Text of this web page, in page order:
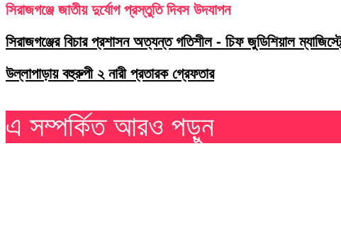
সিরাজগঞ্জে জাতীয় দুর্যোগ প্রস্তুতি দিবস উদযাপন
সিরাজগঞ্জের বিচার প্রশাসন অত্যন্ত গতিশীল - চিফ জুডিশিয়াল
উল্লাপাড়ায় বহুরুপী ২ নারী প্রতারক গ্রেফতার
এ সম্পর্কিত আরও পড়ুন